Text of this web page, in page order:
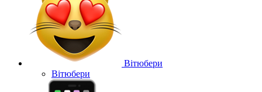
Вітюбери
Вітюбери